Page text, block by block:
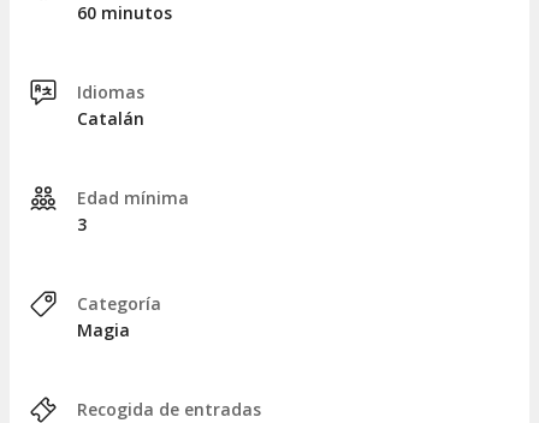
60 minutos
Idiomas
Catalán
Edad mínima
3
Categoría
Magia
Recogida de entradas